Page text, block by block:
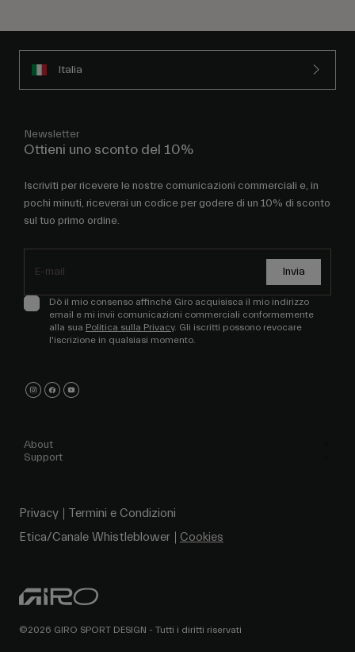
Italia
Newsletter
Ottieni uno sconto del 10%
Iscriviti per ricevere le nostre comunicazioni commerciali e, in
pochi minuti, riceverai un codice per godere di un 10% di sconto
sul tuo primo ordine.
Invia
Dò il mio consenso affinché Giro acquisisca il mio indirizzo
email e mi invii comunicazioni commerciali conformemente
alla sua Politica sulla Privacy. Gli iscritti possono revocare
l'iscrizione in qualsiasi momento.
About
Support
Privacy
Termini e Condizioni
Etica/Canale Whistleblower
Cookies
©2026 GIRO SPORT DESIGN - Tutti i diritti riservati